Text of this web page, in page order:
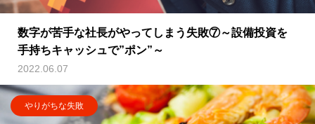
数字が苦手な社長がやってしまう失敗⑦～設備投資を
手持ちキャッシュで”ポン”～
2022.06.07
やりがちな失敗